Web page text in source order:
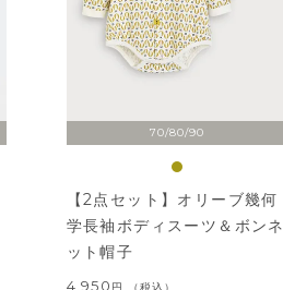
70/80/90
【2点セット】オリーブ幾何
学長袖ボディスーツ＆ボンネ
ット帽子
4,950 税込